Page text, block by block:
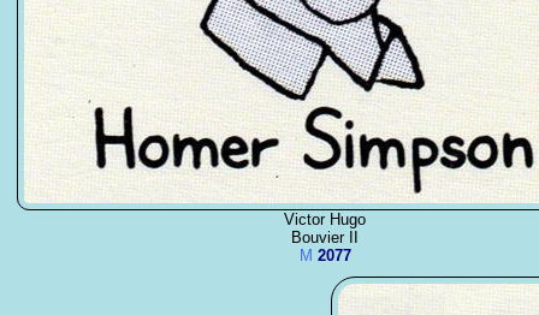
Victor Hugo
Bouvier II
M 2077